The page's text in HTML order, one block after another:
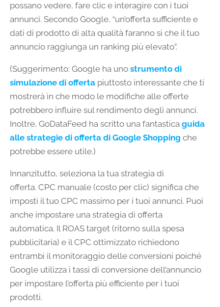
possano vedere, fare clic e interagire con i tuoi
annunci. Secondo Google, “un’offerta sufficiente e
dati di prodotto di alta qualità faranno sì che il tuo
annuncio raggiunga un ranking più elevato”.
(Suggerimento: Google ha uno strumento di
simulazione di offerta piuttosto interessante che ti
mostrerà in che modo le modifiche alle offerte
potrebbero influire sul rendimento degli annunci.
Inoltre, GoDataFeed ha scritto una fantastica guida
alle strategie di offerta di Google Shopping che
potrebbe essere utile.)
Innanzitutto, seleziona la tua strategia di
offerta. CPC manuale (costo per clic) significa che
imposti il ​​tuo CPC massimo per i tuoi annunci. Puoi
anche impostare una strategia di offerta
automatica. Il ROAS target (ritorno sulla spesa
pubblicitaria) e il CPC ottimizzato richiedono
entrambi il monitoraggio delle conversioni poiché
Google utilizza i tassi di conversione dell’annuncio
per impostare l’offerta più efficiente per i tuoi
prodotti.